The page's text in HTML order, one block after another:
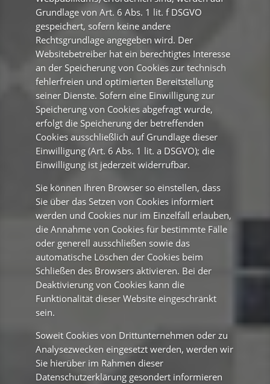
Grundlage von Art. 6 Abs. 1 lit. f DSGVO
gespeichert, sofern keine andere
Rechtsgrundlage angegeben wird. Der
Websitebetreiber hat ein berechtigtes Interesse
an der Speicherung von Cookies zur technisch
fehlerfreien und optimierten Bereitstellung
seiner Dienste. Sofern eine Einwilligung zur
Speicherung von Cookies abgefragt wurde,
erfolgt die Speicherung der betreffenden
Cookies ausschließlich auf Grundlage dieser
Einwilligung (Art. 6 Abs. 1 lit. a DSGVO); die
Einwilligung ist jederzeit widerrufbar.
Sie können Ihren Browser so einstellen, dass
Sie über das Setzen von Cookies informiert
werden und Cookies nur im Einzelfall erlauben,
die Annahme von Cookies für bestimmte Fälle
oder generell ausschließen sowie das
automatische Löschen der Cookies beim
Schließen des Browsers aktivieren. Bei der
Deaktivierung von Cookies kann die
Funktionalität dieser Website eingeschränkt
sein.
Soweit Cookies von Drittunternehmen oder zu
Analysezwecken eingesetzt werden, werden wir
Sie hierüber im Rahmen dieser
Datenschutzerklärung gesondert informieren